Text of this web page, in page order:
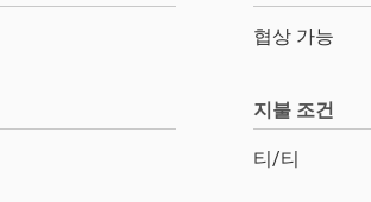
협상 가능
지불 조건
티/티